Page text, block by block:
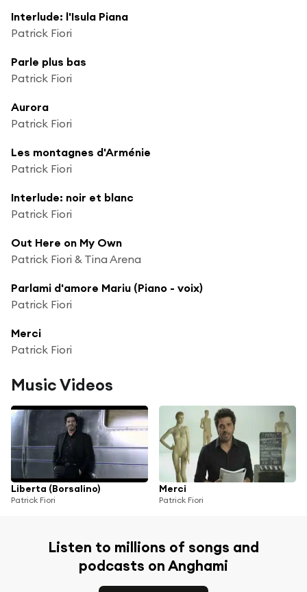
Interlude: l'Isula Piana
Patrick Fiori
Parle plus bas
Patrick Fiori
Aurora
Patrick Fiori
Les montagnes d'Arménie
Patrick Fiori
Interlude: noir et blanc
Patrick Fiori
Out Here on My Own
Patrick Fiori & Tina Arena
Parlami d'amore Mariu (Piano - voix)
Patrick Fiori
Merci
Patrick Fiori
Music Videos
Liberta (Borsalino)
Patrick Fiori
Merci
Patrick Fiori
Listen to millions of songs and
podcasts on Anghami